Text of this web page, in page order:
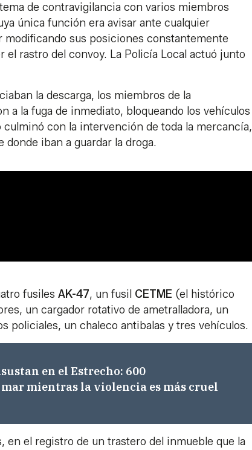
de contravigilancia con varios miembros
única función era avisar ante cualquier
modificando sus posiciones constantemente
rastro del convoy. La Policía Local actuó junto
la descarga, los miembros de la
a la fuga de inmediato, bloqueando los vehículos
con la intervención de toda la mercancía,
iban a guardar la droga.
fusiles AK-47, un fusil CETME (el histórico
un cargador rotativo de ametralladora, un
policiales, un chaleco antibalas y tres vehículos.
en el Estrecho: 600
mientras la violencia es más cruel
en el registro de un trastero del inmueble que la